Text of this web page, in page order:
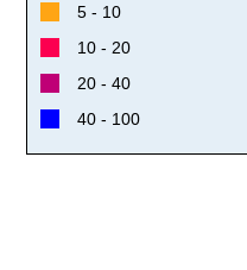
5 - 10
10 - 20
20 - 40
40 - 100